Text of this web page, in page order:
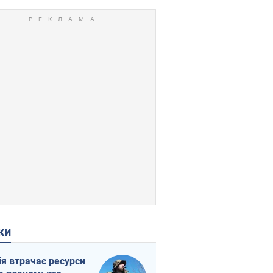
втрачає ресурси